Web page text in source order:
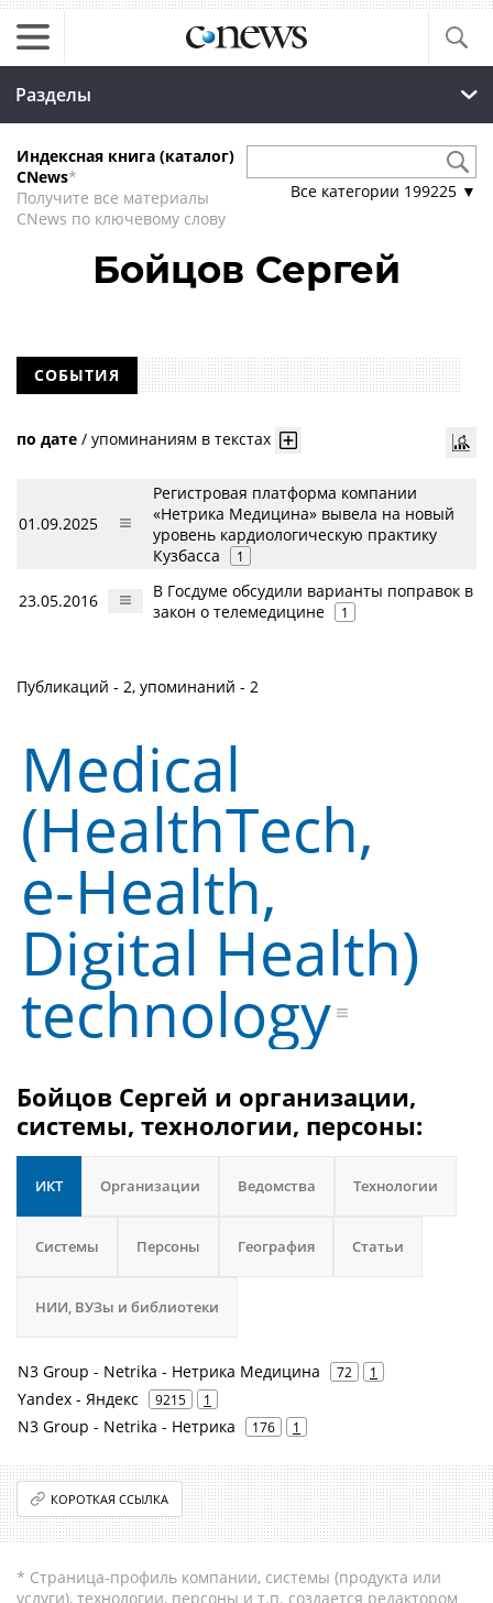
Разделы
Индексная книга (каталог)
CNews*
Получите все материалы
CNews по ключевому слову
Все категории 199225 ▼
Бойцов Сергей
СОБЫТИЯ
по дате / упоминаниям в текстах
01.09.2025
Регистровая платформа компании
«Нетрика Медицина» вывела на новый
уровень кардиологическую практику
Кузбасса
1
23.05.2016
В Госдуме обсудили варианты поправок в
закон о телемедицине
1
Публикаций - 2, упоминаний - 2
Medical
(HealthTech,
e-Health,
Digital Health)
technology
Бойцов Сергей и организации,
системы, технологии, персоны:
ИКТ Организации Ведомства Технологии
Системы Персоны География Статьи
НИИ, ВУЗы и библиотеки
N3 Group - Netrika - Нетрика Медицина 72 1
Yandex - Яндекс 9215 1
N3 Group - Netrika - Нетрика 176 1
КОРОТКАЯ ССЫЛКА
* Страница-профиль компании, системы (продукта или
услуги), технологии, персоны и т.п. создается редактором